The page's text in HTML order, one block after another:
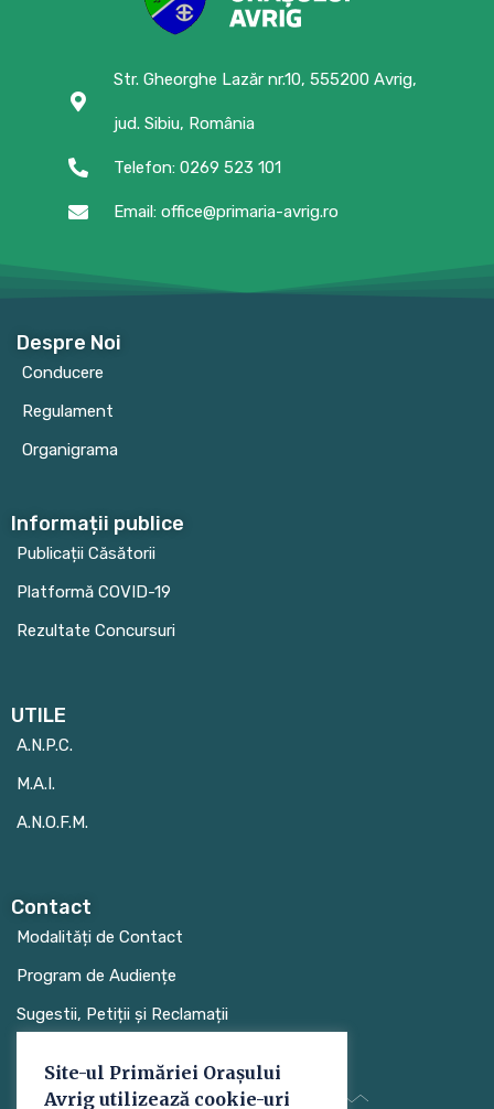
Str. Gheorghe Lazăr nr.10, 555200 Avrig,
jud. Sibiu, România
Telefon: 0269 523 101
Email: office@primaria-avrig.ro
Despre Noi
Conducere
Regulament
Organigrama
Informații publice
Publicații Căsătorii
Platformă COVID-19
Rezultate Concursuri
UTILE
A.N.P.C.
M.A.I.
A.N.O.F.M.
Contact
Modalități de Contact
Program de Audiențe
Sugestii, Petiții și Reclamații
Site-ul Primăriei Orașului
Avrig utilizează cookie-uri